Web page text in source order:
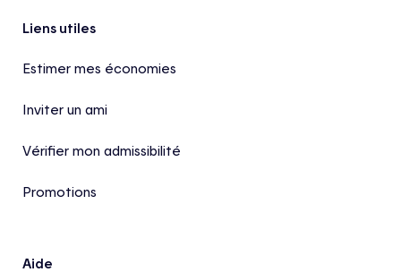
Pied de page
Liens utiles
Estimer mes économies
Inviter un ami
Vérifier mon admissibilité
Promotions
Aide